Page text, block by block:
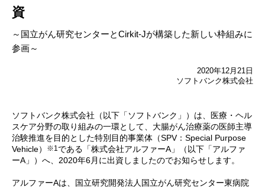
資
～国立がん研究センターとCirkit-Jが構築した新しい枠組みに
参画～
2020年12月21日
ソフトバンク株式会社
ソフトバンク株式会社（以下「ソフトバンク」）は、医療・ヘル
スケア分野の取り組みの一環として、大腸がん治療薬の医師主導
治験推進を目的とした特別目的事業体（SPV：Special Purpose
Vehicle）
※1 である「株式会社アルファーA」（以下「アルファ
ーA」）へ、2020年6月に出資しましたのでお知らせします。
アルファーAは、国立研究開発法人国立がん研究センター東病院